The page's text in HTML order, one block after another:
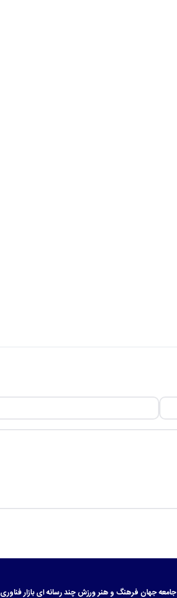
جامعهجهان فرهنگ و هنرورزشچند رسانه ایبازارفناوری